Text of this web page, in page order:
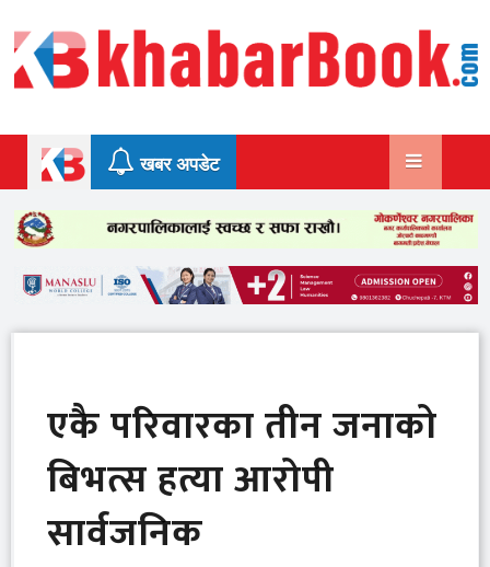
to
content
खबर अपडेट
एकै परिवारका तीन जनाको
बिभत्स हत्या आरोपी
सार्वजनिक